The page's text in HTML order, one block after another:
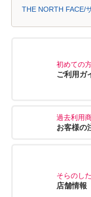
THE NORTH FACE/
初めての
ご利用ガ
過去利用
お客様の
そらのし
店舗情報